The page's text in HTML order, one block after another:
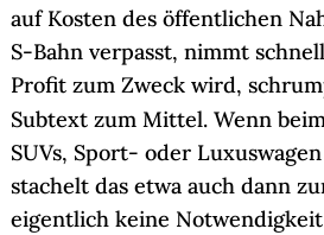
auf Kosten des öffentlichen
S-Bahn verpasst, nimmt
Profit zum Zweck wird,
Subtext zum Mittel. Wenn
SUVs, Sport- oder
stachelt das etwa auch dann
eigentlich keine